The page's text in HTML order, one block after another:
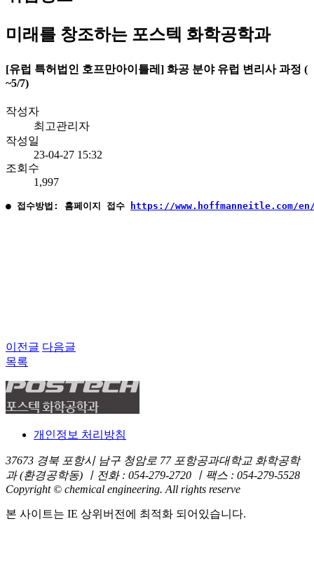
미래를 창조하는 포스텍 화학공학과
[유럽 특허법인 호프만아이틀레] 화공 분야 유럽 변리사 과정 (
~5/7)
작성자
최고관리자
작성일
23-04-27 15:32
조회수
1,997
● 접수방법: 홈페이지 접수 https://www.hoffmanneitle.com/
이전글 다음글
목록
개인정보 처리방침
37673 경북 포항시 남구 청암로 77 포항공과대학교 화학공학
과 (환경공학동) ㅣ전화 : 054-279-2720 ㅣ팩스 : 054-279-5528
Copyright © chemical engineering. All rights reserve
본 사이트는 IE 상위버전에 최적화 되어있습니다.